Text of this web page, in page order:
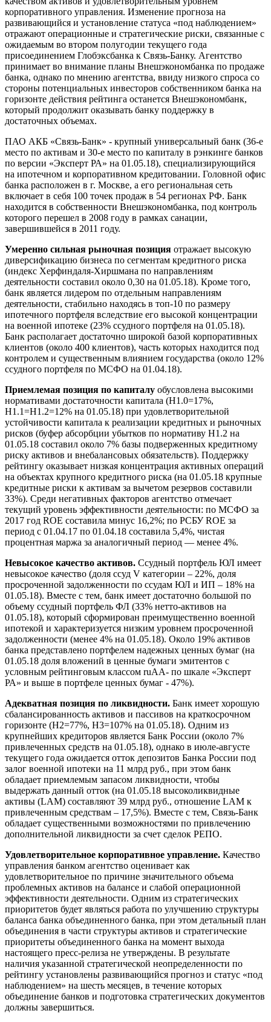
корпоративного управления. Изменение прогноза на
развивающийся и установление статуса «под наблюдением»
отражают операционные и стратегические риски, связанные с
ожидаемым во втором полугодии текущего года
присоединением Глобэксбанка к Связь-Банку. Агентство
принимает во внимание планы Внешэкономбанка по продаже
банка, однако по мнению агентства, ввиду низкого спроса со
стороны потенциальных инвесторов собственником банка на
горизонте действия рейтинга останется Внешэкономбанк,
который продолжит оказывать банку поддержку в
достаточных объемах.
ПАО АКБ «Связь-Банк» - крупный универсальный банк (36-е
место по активам и 30-е место по капиталу в рэнкинге банков
по версии «Эксперт РА» на 01.05.18), специализирующийся
на ипотечном и корпоративном кредитовании. Головной офис
банка расположен в г. Москве, а его региональная сеть
включает в себя 100 точек продаж в 54 регионах РФ. Банк
находится в собственности Внешэкономбанка, под контроль
которого перешел в 2008 году в рамках санации,
завершившейся в 2011 году.
Умеренно сильная рыночная позиция отражает высокую
диверсификацию бизнеса по сегментам кредитного риска
(индекс Херфиндаля-Хиршмана по направлениям
деятельности составил около 0,30 на 01.05.18). Кроме того,
банк является лидером по отдельным направлениям
деятельности, стабильно находясь в топ-10 по размеру
ипотечного портфеля вследствие его высокой концентрации
на военной ипотеке (23% ссудного портфеля на 01.05.18).
Банк располагает достаточно широкой базой корпоративных
клиентов (около 400 клиентов), часть которых находится под
контролем и существенным влиянием государства (около 12%
ссудного портфеля по МСФО на 01.04.18).
Приемлемая позиция по капиталу обусловлена высокими
нормативами достаточности капитала (Н1.0=17%,
Н1.1=Н1.2=12% на 01.05.18) при удовлетворительной
устойчивости капитала к реализации кредитных и рыночных
рисков (буфер абсорбции убытков по нормативу Н1.2 на
01.05.18 составил около 7% базы подверженных кредитному
риску активов и внебалансовых обязательств). Поддержку
рейтингу оказывает низкая концентрация активных операций
на объектах крупного кредитного риска (на 01.05.18 крупные
кредитные риски к активам за вычетом резервов составили
33%). Среди негативных факторов агентство отмечает
текущий уровень эффективности деятельности: по МСФО за
2017 год ROE составила минус 16,2%; по РСБУ ROE за
период с 01.04.17 по 01.04.18 составила 5,4%, чистая
процентная маржа за аналогичный период — менее 4%.
Невысокое качество активов. Ссудный портфель ЮЛ имеет
невысокое качество (доля ссуд V категории – 22%, доля
просроченной задолженности по ссудам ЮЛ и ИП – 18% на
01.05.18). Вместе с тем, банк имеет достаточно большой по
объему ссудный портфель ФЛ (33% нетто-активов на
01.05.18), который сформирован преимущественно военной
ипотекой и характеризуется низким уровнем просроченной
задолженности (менее 4% на 01.05.18). Около 19% активов
банка представлено портфелем надежных ценных бумаг (на
01.05.18 доля вложений в ценные бумаги эмитентов с
условным рейтинговым классом ruAA- по шкале «Эксперт
РА» и выше в портфеле ценных бумаг - 47%).
Адекватная позиция по ликвидности. Банк имеет хорошую
сбалансированность активов и пассивов на краткосрочном
горизонте (Н2=77%, Н3=107% на 01.05.18). Одним из
крупнейших кредиторов является Банк России (около 7%
привлеченных средств на 01.05.18), однако в июле-августе
текущего года ожидается отток депозитов Банка России под
залог военной ипотеки на 11 млрд руб., при этом банк
обладает приемлемым запасом ликвидности, чтобы
выдержать данный отток (на 01.05.18 высоколиквидные
активы (LAM) составляют 39 млрд руб., отношение LAM к
привлеченным средствам – 17,5%). Вместе с тем, Связь-Банк
обладает существенными возможностями по привлечению
дополнительной ликвидности за счет сделок РЕПО.
Удовлетворительное корпоративное управление. Качество
управления банком агентство оценивает как
удовлетворительное по причине значительного объема
проблемных активов на балансе и слабой операционной
эффективности деятельности. Одним из стратегических
приоритетов будет являться работа по улучшению структуры
баланса банка объединенного банка, при этом детальный план
объединения в части структуры активов и стратегические
приоритеты объединенного банка на момент выхода
настоящего пресс-релиза не утверждены. В результате
наличия указанной стратегической неопределенности по
рейтингу установлены развивающийся прогноз и статус «под
наблюдением» на шесть месяцев, в течение которых
объединение банков и подготовка стратегических документов
должны завершиться.